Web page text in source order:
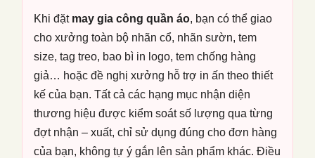
Khi đặt may gia công quần áo, bạn có thể giao
cho xưởng toàn bộ nhãn cổ, nhãn sườn, tem
size, tag treo, bao bì in logo, tem chống hàng
giả… hoặc đề nghị xưởng hỗ trợ in ấn theo thiết
kế của bạn. Tất cả các hạng mục nhận diện
thương hiệu được kiểm soát số lượng qua từng
đợt nhận – xuất, chỉ sử dụng đúng cho đơn hàng
của bạn, không tự ý gắn lên sản phẩm khác. Điều